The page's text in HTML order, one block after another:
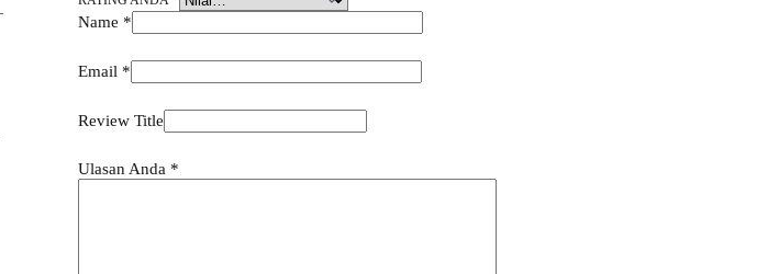
Name *
Email *
Review Title
Ulasan Anda *